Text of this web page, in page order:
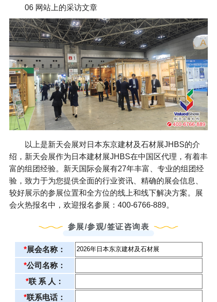
06 网站上的采访文章
以上是新天会展对日本东京建材及石材展JHBS的介
绍，新天会展作为日本建材展JHBS在中国区代理，有着丰
富的组团经验。新天国际会展有27年丰富、专业的组团经
验，致力于为您提供全面的行业资讯、精确的展会信息、
较好展示的参展位置和全方位的线上和线下解决方案。展
会火热报名中，欢迎报名参展：400-6766-889。
参展/参观/签证咨询表
*展会名称：
*公司名称：
*联 系 人：
*联系电话：